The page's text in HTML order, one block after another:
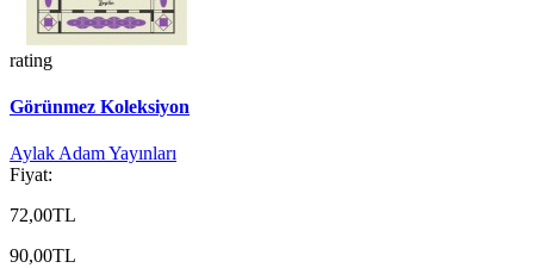
rating
Görünmez Koleksiyon
Aylak Adam Yayınları
Fiyat:
72,00TL
90,00TL